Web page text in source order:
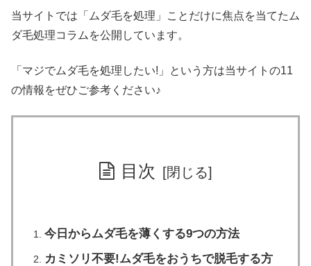
当サイトでは「ムダ毛を処理」ことだけに焦点を当てたム
ダ毛処理コラムを公開しています。
「マジでムダ毛を処理したい!」という方は当サイトの11
の情報をぜひご参考ください♪
目次
今日からムダ毛を薄くする9つの方法
カミソリ不要!ムダ毛をおうちで脱毛する方